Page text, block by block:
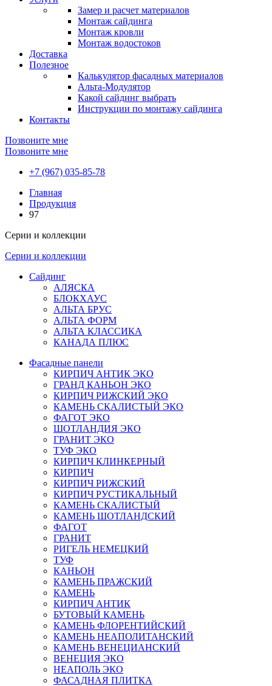
Замер и расчет материалов
Монтаж сайдинга
Монтаж кровли
Монтаж водостоков
Доставка
Полезное
Калькулятор фасадных материалов
Альта-Модулятор
Какой сайдинг выбрать
Инструкции по монтажу сайдинга
Контакты
Позвоните мне
Позвоните мне
+7 (967) 035-85-78
Главная
Продукция
97
Серии и коллекции
Серии и коллекции
Сайдинг
АЛЯСКА
БЛОКХАУС
АЛЬТА БРУС
АЛЬТА ФОРМ
АЛЬТА КЛАССИКА
КАНАДА ПЛЮС
Фасадные панели
КИРПИЧ АНТИК ЭКО
ГРАНД КАНЬОН ЭКО
КИРПИЧ РИЖСКИЙ ЭКО
КАМЕНЬ СКАЛИСТЫЙ ЭКО
ФАГОТ ЭКО
ШОТЛАНДИЯ ЭКО
ГРАНИТ ЭКО
ТУФ ЭКО
КИРПИЧ КЛИНКЕРНЫЙ
КИРПИЧ
КИРПИЧ РИЖСКИЙ
КИРПИЧ РУСТИКАЛЬНЫЙ
КАМЕНЬ СКАЛИСТЫЙ
КАМЕНЬ ШОТЛАНДСКИЙ
ФАГОТ
ГРАНИТ
РИГЕЛЬ НЕМЕЦКИЙ
ТУФ
КАНЬОН
КАМЕНЬ ПРАЖСКИЙ
КАМЕНЬ
КИРПИЧ АНТИК
БУТОВЫЙ КАМЕНЬ
КАМЕНЬ ФЛОРЕНТИЙСКИЙ
КАМЕНЬ НЕАПОЛИТАНСКИЙ
КАМЕНЬ ВЕНЕЦИАНСКИЙ
ВЕНЕЦИЯ ЭКО
НЕАПОЛЬ ЭКО
ФАСАДНАЯ ПЛИТКА